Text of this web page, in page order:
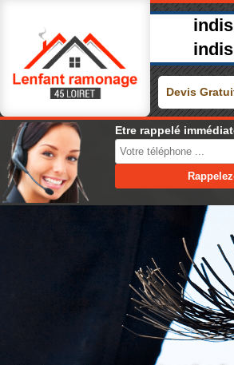
Devis
Etre rappelé